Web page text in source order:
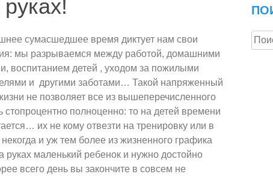
сумасшедшее время диктует нам свои
мы разрываемся между работой, домашними
воспитанием детей , уходом за пожилыми
и другими заботами… Такой напряженный
не позволяет все из вышеперечисленного
стопроцентно полноценно: то на детей времени
их не кому отвезти на тренировку или в
и уж тем более из жизненного графика
руках маленький ребенок и нужно достойно
всего день вы закончите в совсем не